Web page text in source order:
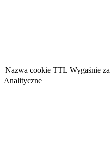
Nazwa cookie TTL Wygaśnie za
Analityczne